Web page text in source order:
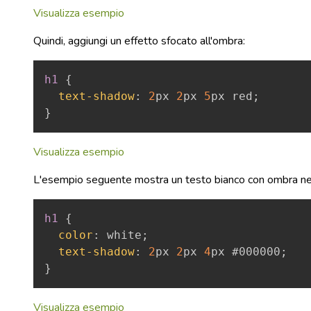
Visualizza esempio
Quindi, aggiungi un effetto sfocato all'ombra:
h1
{
text-shadow: 2px 2px 5px red ;
}
Visualizza esempio
L'esempio seguente mostra un testo bianco con ombra
h1
{
color : white ;
text-shadow: 2px 2px 4px #000000 ;
}
Visualizza esempio